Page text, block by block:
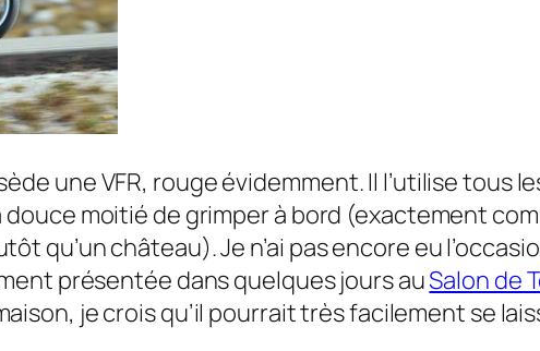
une VFR, rouge évidemment. Il l’utilise tous
moitié de grimper à bord (exactement
qu’un château). Je n’ai pas encore eu
présentée dans quelques jours auSalon de
je crois qu’il pourrait très facilement se